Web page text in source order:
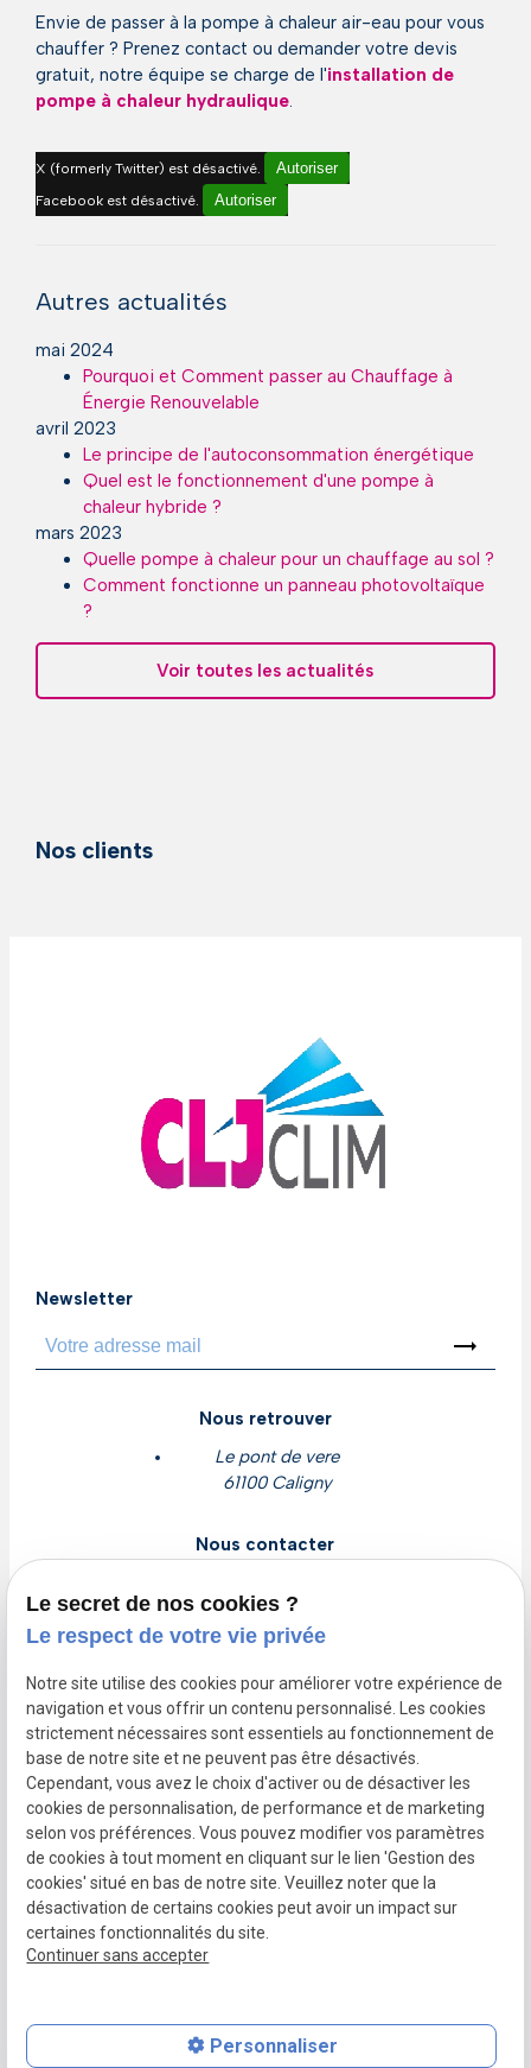
Envie de passer à la pompe à chaleur air-eau pour vous
chauffer ? Prenez contact ou demander votre devis
gratuit, notre équipe se charge de l'installation de
pompe à chaleur hydraulique.
X (formerly Twitter) est désactivé. Autoriser
Facebook est désactivé. Autoriser
Autres actualités
mai 2024
Pourquoi et Comment passer au Chauffage à
Énergie Renouvelable
avril 2023
Le principe de l'autoconsommation énergétique
Quel est le fonctionnement d'une pompe à
chaleur hybride ?
mars 2023
Quelle pompe à chaleur pour un chauffage au sol ?
Comment fonctionne un panneau photovoltaïque
?
Voir toutes les actualités
Nos clients
Newsletter
trending_flat
Nous retrouver
Le pont de vere
61100 Caligny
Nous contacter
02 78 77 16 56
Nous suivre
trending_flat
SIRET :87825119800023
Plan du site
Mentions
légales
Politique de
Le secret de nos cookies ?
Le respect de votre vie privée
Notre site utilise des cookies pour améliorer votre expérience de
navigation et vous offrir un contenu personnalisé. Les cookies
strictement nécessaires sont essentiels au fonctionnement de
base de notre site et ne peuvent pas être désactivés.
Cependant, vous avez le choix d'activer ou de désactiver les
cookies de personnalisation, de performance et de marketing
selon vos préférences. Vous pouvez modifier vos paramètres
de cookies à tout moment en cliquant sur le lien 'Gestion des
cookies' situé en bas de notre site. Veuillez noter que la
désactivation de certains cookies peut avoir un impact sur
certaines fonctionnalités du site.
Continuer sans accepter
Personnaliser